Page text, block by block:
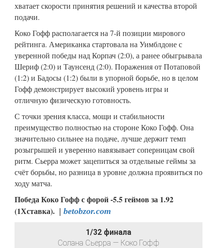
хватает скорости принятия решений и качества второй
подачи.
Коко Гофф располагается на 7-й позиции мирового
рейтинга. Американка стартовала на Уимблдоне с
уверенной победы над Корпач (2:0), а ранее обыгрывала
Шериф (2:0) и Таунсенд (2:0). Поражения от Потаповой
(1:2) и Бадосы (1:2) были в упорной борьбе, но в целом
Гофф демонстрирует высокий уровень игры и
отличную физическую готовность.
С точки зрения класса, мощи и стабильности
преимущество полностью на стороне Коко Гофф. Она
значительно сильнее на подаче, лучше держит темп
розыгрышей и уверенно навязывает соперницам свой
ритм. Сьерра может зацепиться за отдельные геймы за
счёт борьбы, но разница в уровне должна проявиться по
ходу матча.
Победа Коко Гофф с форой -5.5 геймов за 1.92
(1Хставка). | betobzor.com
1/32 финала
Солана Сьерра — Коко Гофф